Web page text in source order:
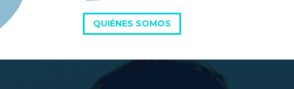
QUIÉNES SOMOS